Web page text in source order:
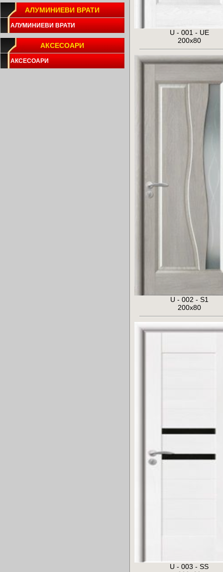
АЛУМИНИЕВИ ВРАТИ
АЛУМИНИЕВИ ВРАТИ
АКСЕСОАРИ
АКСЕСОАРИ
U - 001 - UE
200x80
U - 002 - S1
200x80
U - 003 - SS